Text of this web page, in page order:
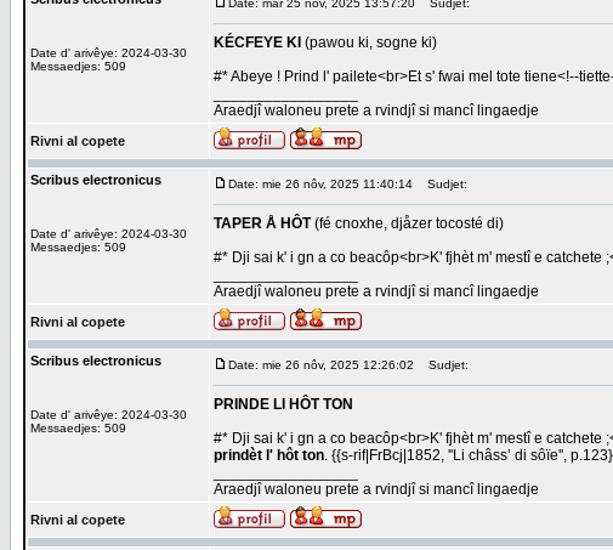
Date d' arivêye: 2024-03-30
Messaedjes: 509
Date: mår 25 nôv, 2025 13:57:20 Sudjet:
KÉCFEYE KI (pawou ki, sogne ki)
#* Abeye ! Prind l' pailete<br>Et s' fwai mel tote tiene<!--
Araedjî waloneu prete a rvindjî si mancî lingaedje
Rivni al copete
Scribus electronicus
Date d' arivêye: 2024-03-30
Messaedjes: 509
Date: mie 26 nôv, 2025 11:40:14 Sudjet:
TAPER Å HÔT(fé cnoxhe, djåzer tocosté di)
#* Dji sai k' i gn a co beacôp<br>K' fjhèt m' mestî e catchete
Araedjî waloneu prete a rvindjî si mancî lingaedje
Rivni al copete
Scribus electronicus
Date d' arivêye: 2024-03-30
Messaedjes: 509
Date: mie 26 nôv, 2025 12:26:02 Sudjet:
PRINDE LI HÔT TON
#* Dji sai k' i gn a co beacôp<br>K' fjhèt m' mestî e catchete
prindèt l' hôt ton. {{s-rif|FrBcj|1852, ''Li châss’ di sôïe'',
Araedjî waloneu prete a rvindjî si mancî lingaedje
Rivni al copete